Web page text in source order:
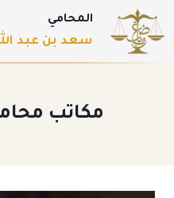
المحامي
سعد بن عبد
مكاتب